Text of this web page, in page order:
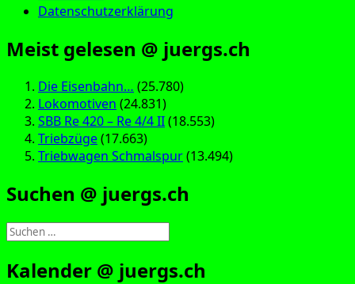
Datenschutzerklärung
Meist gelesen @ juergs.ch
Die Eisenbahn… (25.780)
Lokomotiven (24.831)
SBB Re 420 – Re 4/4 II(18.553)
Triebzüge(17.663)
Triebwagen Schmalspur(13.494)
Suchen @ juergs.ch
Suchen
nach:
Kalender @ juergs.ch